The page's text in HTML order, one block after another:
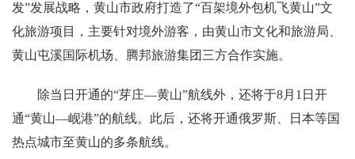
发”发展战略，黄山市政府打造了“百架境外包机飞黄山”文
化旅游项目，主要针对境外游客，由黄山市文化和旅游局、
黄山屯溪国际机场、腾邦旅游集团三方合作实施。
除当日开通的“芽庄—黄山”航线外，还将于8月1日开
通“黄山—岘港”的航线。此后，还将开通俄罗斯、日本等国
热点城市至黄山的多条航线。